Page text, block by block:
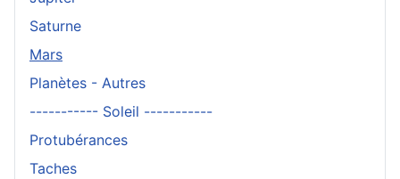
Saturne
Mars
Planètes - Autres
----------- Soleil -----------
Protubérances
Taches